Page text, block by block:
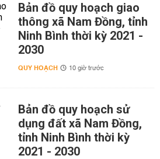
Bản đồ quy hoạch giao
thông xã Nam Đồng, tỉnh
Ninh Bình thời kỳ 2021 -
2030
QUY HOẠCH 10 giờ trước
Bản đồ quy hoạch sử
dụng đất xã Nam Đồng,
tỉnh Ninh Bình thời kỳ
2021 - 2030